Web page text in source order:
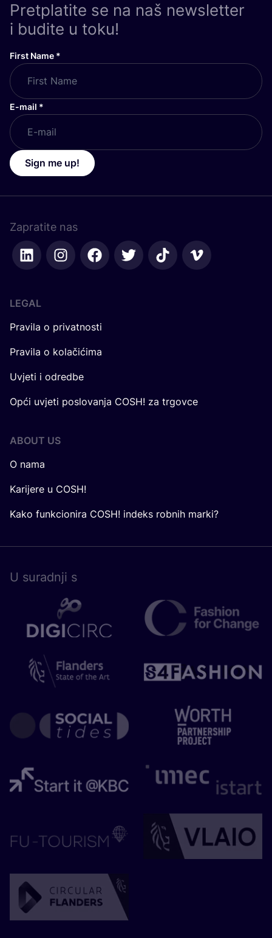
Pretplatite se na naš newsletter
i budite u toku!
First Name *
E-mail *
Sign me up!
Zapratite nas
LEGAL
Pravila o privatnosti
Pravila o kolačićima
Uvjeti i odredbe
Opći uvjeti poslovanja COSH! za trgovce
ABOUT US
O nama
Karijere u COSH!
Kako funkcionira COSH! indeks robnih marki?
U surad­nji s